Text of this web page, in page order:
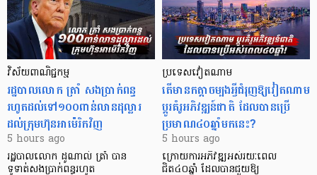
វិស័យ​ពាណិជ្ជកម្ម
រដ្ឋបាលលោក ត្រាំ សងប្រាក់ពន្ធ
រហូតដល់ទៅ១០០ពាន់លានដុល្លារ
ដល់ក្រុមហ៊ុនអាម៉េរិកវិញ
5 hours ago
រដ្ឋបាលលោក ដូណាល់ ត្រាំ បាន​
ទូទាត់សងប្រាក់ពន្ធរហូត
ប្រទេសវៀតណាម
តើមានកត្តាចម្បងអ្វីជំរុញឱ្យវៀតណាម
ប្តូរគំរូអភិវឌ្ឍន៍ជាតិ ដែលបានប្រើ
ប្រមាណ៤០ឆ្នាំមកនេះ?
5 hours ago
ក្រោយការអភិវឌ្ឍអស់រយៈពេល
ជិត៤០ឆ្នាំ ដែលបានជួយឱ្យ​